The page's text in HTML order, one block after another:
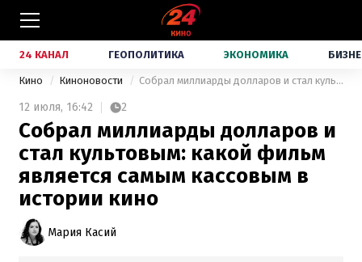
24 КАНАЛ ГЕОПОЛИТИКА ЭКОНОМИКА
Кино Киноновости Собрал миллиарды долларов и стал культовым: какой фильм является самым кассовым в истории кино
12 июля, 16:42 2
Собрал миллиарды долларов и
стал культовым: какой фильм
является самым кассовым в
истории кино
Мария Касий